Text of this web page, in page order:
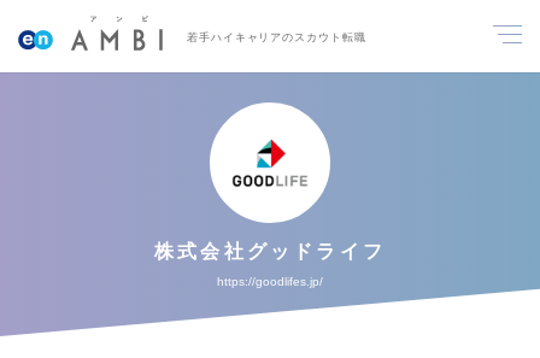
若手ハイキャリアのスカウト転職
株式会社グッドライフ
https://goodlifes.jp/